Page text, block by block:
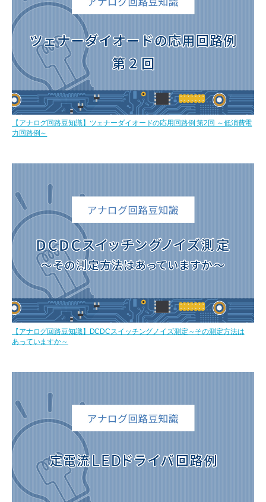
【アナログ回路豆知識】ツェナーダイオードの応用回路例 第2回 ～低消費電
力回路例～
【アナログ回路豆知識】DCDCスイッチングノイズ測定～その測定方法は
あっていますか～